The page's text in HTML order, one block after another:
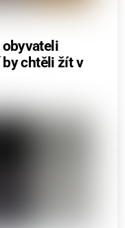
obyvateli
chtěli žít v